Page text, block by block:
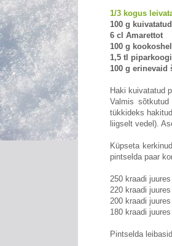
1/3 kogus
100 g
6 cl Amarettot
100 g
1,5 tl
100 g erinevaid
Haki kuivatatud
Valmis
tükkideks
liigselt vedel).
Küpseta
pintselda paar
250 kraadi
220 kraadi
200 kraadi
180 kraadi
Pintselda